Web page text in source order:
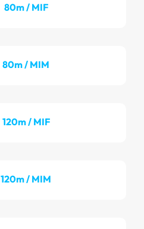
80m / MIF
80m / MIM
120m / MIF
120m / MIM